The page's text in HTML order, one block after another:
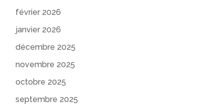
février 2026
janvier 2026
décembre 2025
novembre 2025
octobre 2025
septembre 2025